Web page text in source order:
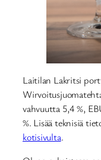
Laitilan Lakritsi
vahvuutta 5,4 %,
%. Lisää teknisiä
kotisivulta.